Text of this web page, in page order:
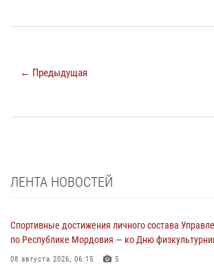
← Предыдущая
ЛЕНТА НОВОСТЕЙ
Спортивные достижения личного состава
по Республике Мордовия — ко Дню
08 августа 2026, 06:15 5